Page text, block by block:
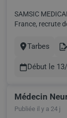
SAMSIC
France, recrute
établissement dans les
Ville
Tarbes
Début le
Médecin
Publiée il y a 24 j